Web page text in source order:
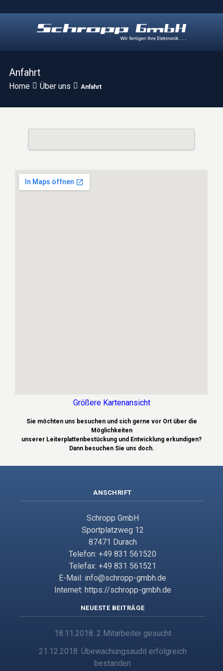
Anfahrt
Home Über uns Anfahrt
Größere Kartenansicht
Sie möchten uns besuchen und sich gerne vor Ort über die
Möglichkeiten
unserer Leiterplattenbestückung und Entwicklung erkundigen?
Dann besuchen Sie uns doch.
ANSCHRIFT
Schropp GmbH
Sportplatzweg 12
87471 Durach
Telefon: +49 831 561520
Telefax: +49 831 561521
E-Mail: info@schropp-gmbh.de
Internet: https://schropp-gmbh.de
NEUESTE BEITRÄGE
18.11.2018: 2 Mitarbeiter gesucht
21.12.2018: Übewachungsaudit erfolgreich
bestanden